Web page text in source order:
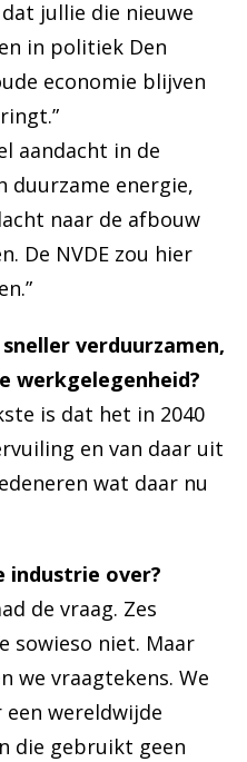
jullie die nieuwe
in politiek Den
economie blijven
aandacht in de
duurzame energie,
naar de afbouw
De NVDE zou hier
verduurzamen,
werkgelegenheid?
is dat het in 2040
en van daar uit
wat daar nu
industrie over?
de vraag. Zes
sowieso niet. Maar
we vraagtekens. We
wereldwijde
die gebruikt geen